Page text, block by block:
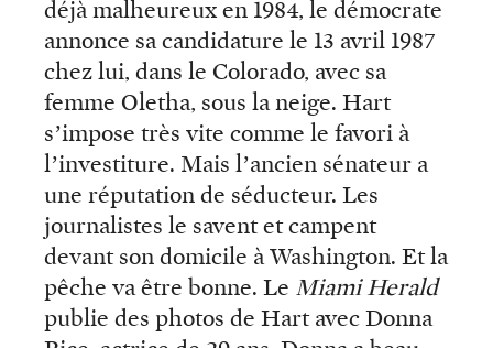
déjà malheureux en 1984, le démocrate
annonce sa candidature le 13 avril 1987
chez lui, dans le Colorado, avec sa
femme Oletha, sous la neige. Hart
s’impose très vite comme le favori à
l’investiture. Mais l’ancien sénateur a
une réputation de séducteur. Les
journalistes le savent et campent
devant son domicile à Washington. Et la
pêche va être bonne. Le Miami Herald
publie des photos de Hart avec Donna